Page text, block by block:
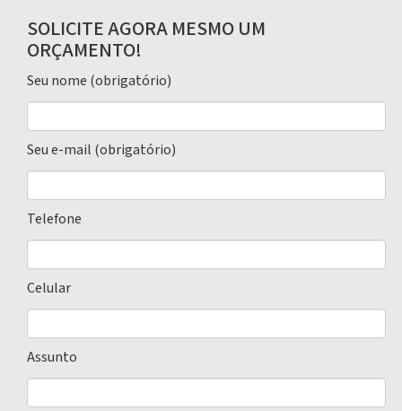
SOLICITE AGORA MESMO UM
ORÇAMENTO!
Seu nome (obrigatório)
Seu e-mail (obrigatório)
Telefone
Celular
Assunto